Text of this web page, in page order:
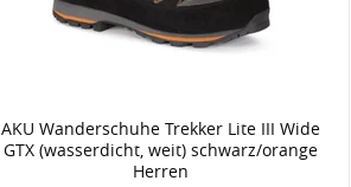
AKU Wanderschuhe Trekker Lite III Wide
GTX (wasserdicht, weit) schwarz/orange
Herren